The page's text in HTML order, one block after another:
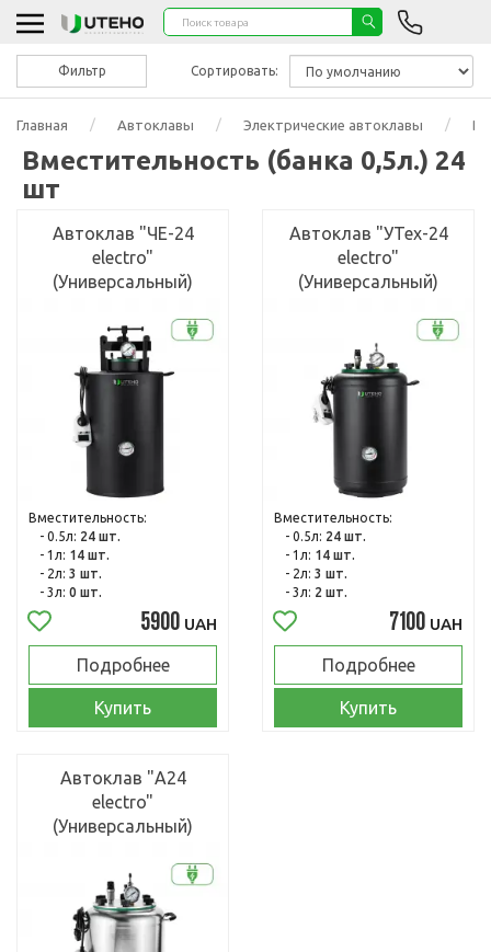
Главная Автоклавы Электрические автоклавы
Вместительность (банка 0,5л.) 24
шт
Фильтр Сортировать:
Автоклав "ЧЕ-24
electro"
(Универсальный)
Вместительность:
- 0.5л: 24 шт.
- 1л: 14 шт.
- 2л: 3 шт.
- 3л: 0 шт.
5900 UAH
Подробнее
Купить
Автоклав "УТех-24
electro"
(Универсальный)
Вместительность:
- 0.5л: 24 шт.
- 1л: 14 шт.
- 2л: 3 шт.
- 3л: 2 шт.
7100 UAH
Подробнее
Купить
Автоклав "А24
electro"
(Универсальный)